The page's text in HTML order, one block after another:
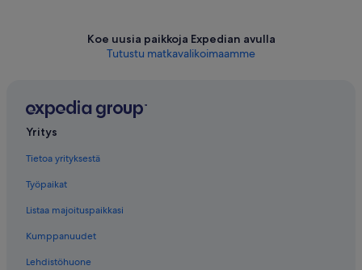
Koe uusia paikkoja Expedian avulla
Tutustu matkavalikoimaamme
Yritys
Tietoa yrityksestä
Työpaikat
Listaa majoituspaikkasi
Kumppanuudet
Lehdistöhuone